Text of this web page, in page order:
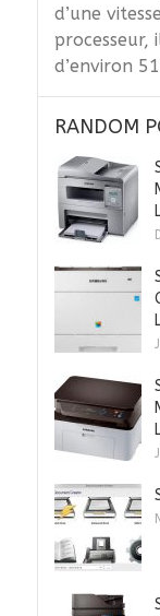
d’une
processeur,
d’environ
RANDOM